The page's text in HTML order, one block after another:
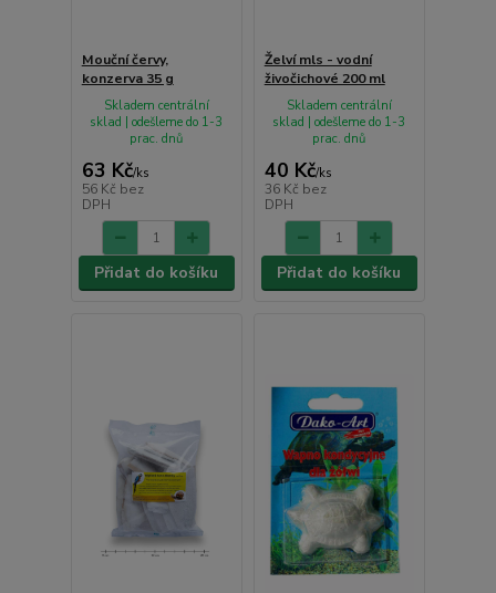
Mouční červy,
konzerva 35 g
63 Kč/ks
56 Kč bez
DPH
Skladem centrální
sklad | odešleme do 1-3
prac. dnů
Přidat do košíku
Želví mls - vodní
živočichové 200 ml
40 Kč/ks
36 Kč bez
DPH
Skladem centrální
sklad | odešleme do 1-3
prac. dnů
Přidat do košíku